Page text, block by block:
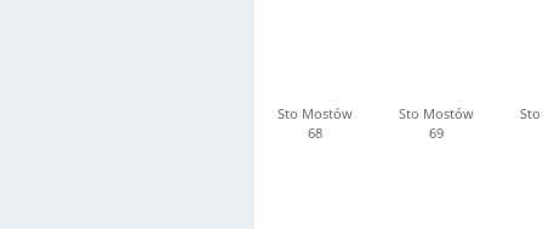
Sto Mostów
68
Sto Mostów
69